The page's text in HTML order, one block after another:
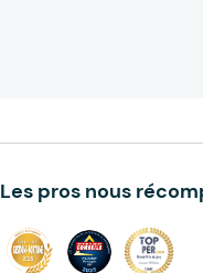
Les pros nous